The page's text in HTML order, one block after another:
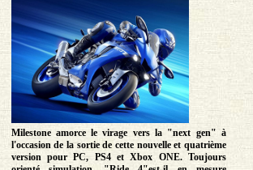
Milestone amorce le virage vers la "next gen" à
l'occasion de la sortie de cette nouvelle et quatrième
version pour PC, PS4 et Xbox ONE. Toujours